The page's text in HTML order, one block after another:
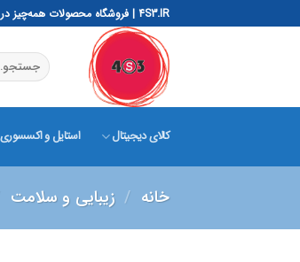
4S3.IR | فروشگاه محصولات همه‌چیز در یکجا، خریدی مطمئن با 4S3 – ساده، هوشمند، سریع و ایمن
جستجو
برای:
کالای دیجیتال استایل و اکسسوری
خانه / زیبایی و سلامت